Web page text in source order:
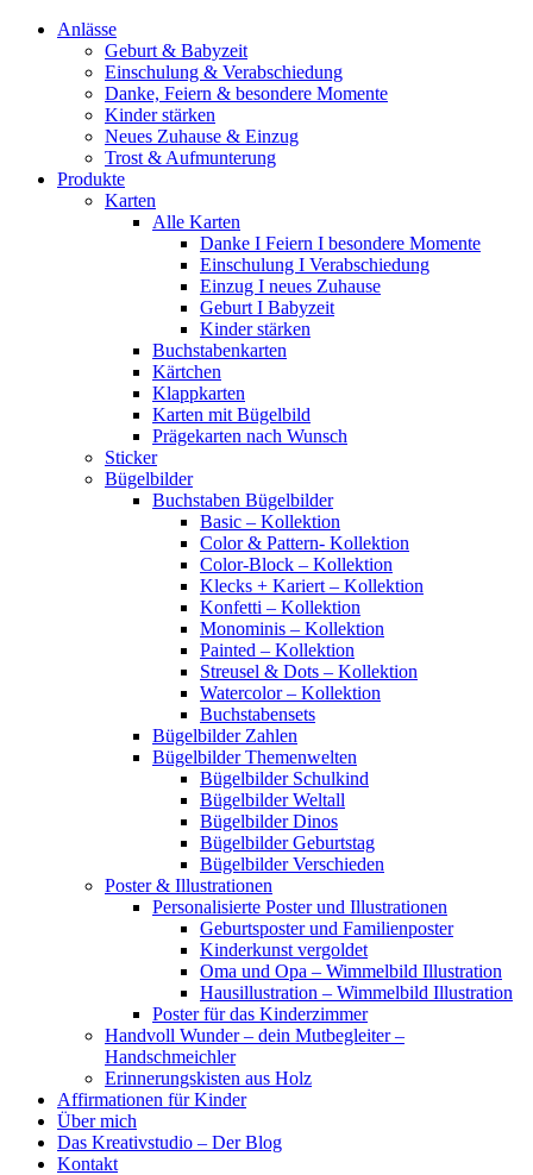
Anlässe
Geburt & Babyzeit
Einschulung & Verabschiedung
Danke, Feiern & besondere Momente
Kinder stärken
Neues Zuhause & Einzug
Trost & Aufmunterung
Produkte
Karten
Alle Karten
Danke I Feiern I besondere Momente
Einschulung I Verabschiedung
Einzug I neues Zuhause
Geburt I Babyzeit
Kinder stärken
Buchstabenkarten
Kärtchen
Klappkarten
Karten mit Bügelbild
Prägekarten nach Wunsch
Sticker
Bügelbilder
Buchstaben Bügelbilder
Basic – Kollektion
Color & Pattern- Kollektion
Color-Block – Kollektion
Klecks + Kariert – Kollektion
Konfetti – Kollektion
Monominis – Kollektion
Painted – Kollektion
Streusel & Dots – Kollektion
Watercolor – Kollektion
Buchstabensets
Bügelbilder Zahlen
Bügelbilder Themenwelten
Bügelbilder Schulkind
Bügelbilder Weltall
Bügelbilder Dinos
Bügelbilder Geburtstag
Bügelbilder Verschieden
Poster & Illustrationen
Personalisierte Poster und Illustrationen
Geburtsposter und Familienposter
Kinderkunst vergoldet
Oma und Opa – Wimmelbild Illustration
Hausillustration – Wimmelbild Illustration
Poster für das Kinderzimmer
Handvoll Wunder – dein Mutbegleiter –
Handschmeichler
Erinnerungskisten aus Holz
Affirmationen für Kinder
Über mich
Das Kreativstudio – Der Blog
Kontakt